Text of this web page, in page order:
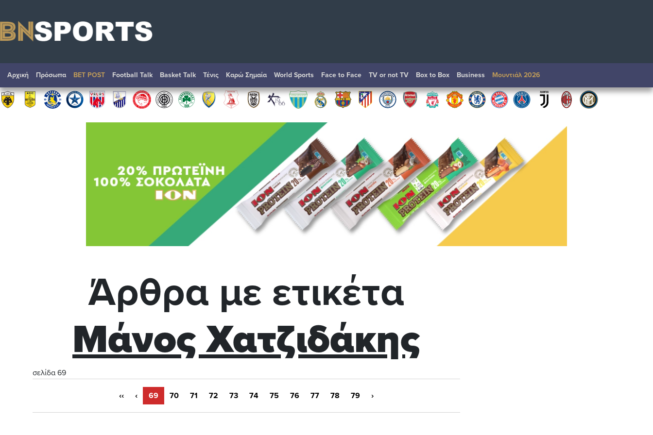
Αρχική Πρόσωπα BET POST Football Talk Basket Talk Τένις Καρώ Σημαία World Sports Face to Face TV or not TV Box to Box Βusiness Μουντιάλ 2026
Άρθρα με ετικέτα
Μάνος Χατζιδάκης
σελίδα 69
‹‹ ‹ 69 70 71 72 73 74 75 76 77 78 79 ›